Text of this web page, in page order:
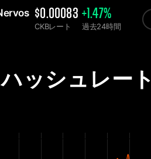
$0.00083
CKBレート
+1.47%
過去24時間
ッシュレート